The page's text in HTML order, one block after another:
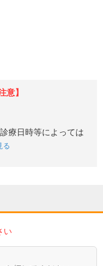
意】
療日時等によっては
る
い